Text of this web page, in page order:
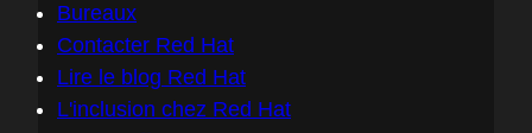
Bureaux
Contacter Red Hat
Lire le blog Red Hat
L'inclusion chez Red Hat